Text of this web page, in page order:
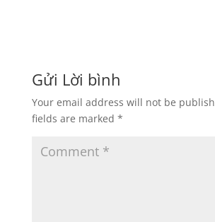
Gửi Lời bình
Your email address will not be
fields are marked *